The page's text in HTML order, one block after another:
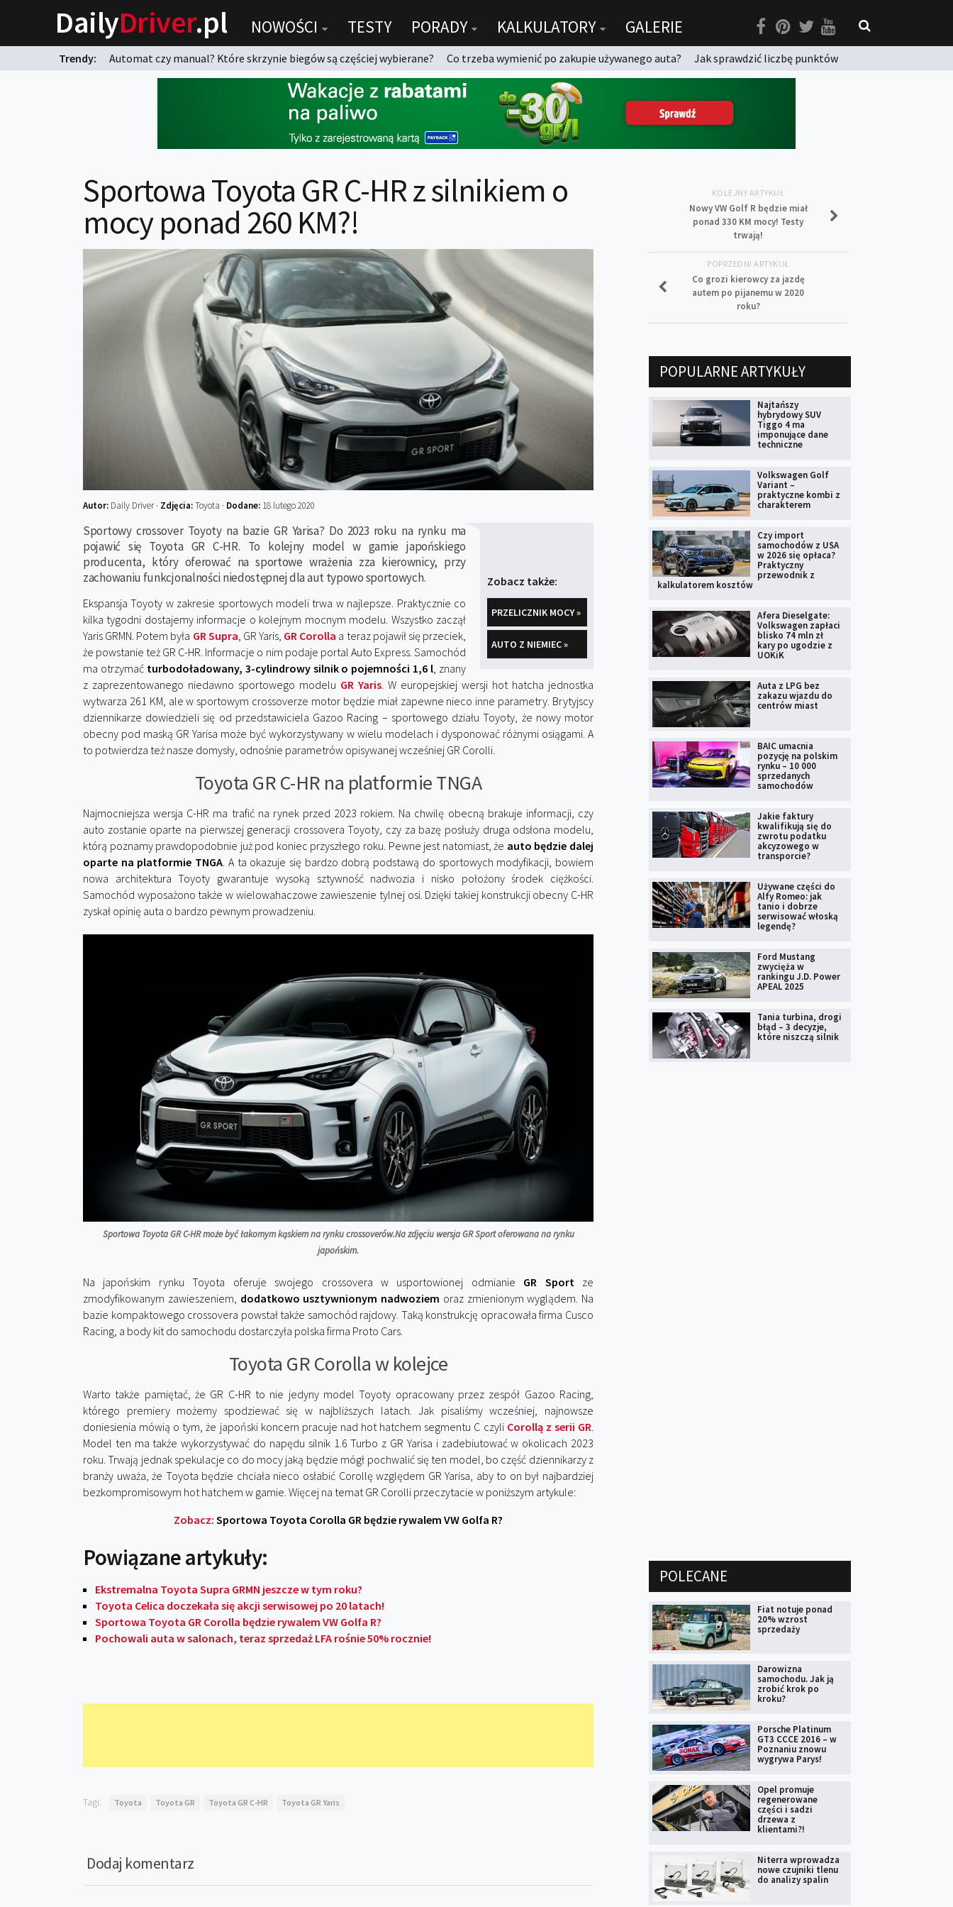
DailyDriver.pl NOWOŚCI TESTY PORADY KALKULATORY GALERIE
Trendy: Automat czy manual? Które skrzynie biegów są częściej wybierane? Co trzeba wymienić po zakupie używanego auta?
Jak sprawdzić liczbę punktów
Sportowa Toyota GR C-HR z silnikiem o
mocy ponad 260 KM?!
Autor: Daily Driver · Zdjęcia:Toyota · Dodane: 18 lutego 2020
Zobacz także:
PRZELICZNIK MOCY »
AUTO Z NIEMIEC »
Sportowy crossover Toyoty na bazie GR Yarisa? Do 2023 roku na rynku ma
pojawić się Toyota GR C-HR. To kolejny model w gamie japońskiego
producenta, który oferować na sportowe wrażenia zza kierownicy, przy
zachowaniu funkcjonalności niedostępnej dla aut typowo sportowych.
Ekspansja Toyoty w zakresie sportowych modeli trwa w najlepsze. Praktycznie co
kilka tygodni dostajemy informacje o kolejnym mocnym modelu. Wszystko zaczął
Yaris GRMN. Potem była GR Supra, GR Yaris, GR Corolla a teraz pojawił się przeciek,
że powstanie też GR C-HR. Informacje o nim podaje portal Auto Express. Samochód
ma otrzymać turbodoładowany, 3-cylindrowy silnik o pojemności 1,6 l, znany
z zaprezentowanego niedawno sportowego modelu GR Yaris. W europejskiej wersji hot hatcha jednostka
wytwarza 261 KM, ale w sportowym crossoverze motor będzie miał zapewne nieco inne parametry. Brytyjscy
dziennikarze dowiedzieli się od przedstawiciela Gazoo Racing – sportowego działu Toyoty, że nowy motor
obecny pod maską GR Yarisa może być wykorzystywany w wielu modelach i dysponować różnymi osiągami. A
to potwierdza też nasze domysły, odnośnie parametrów opisywanej wcześniej GR Corolli.
Toyota GR C-HR na platformie TNGA
Najmocniejsza wersja C-HR ma trafić na rynek przed 2023 rokiem. Na chwilę obecną brakuje informacji, czy
auto zostanie oparte na pierwszej generacji crossovera Toyoty, czy za bazę posłuży druga odsłona modelu,
którą poznamy prawdopodobnie już pod koniec przyszłego roku. Pewne jest natomiast, że auto będzie dalej
oparte na platformie TNGA. A ta okazuje się bardzo dobrą podstawą do sportowych modyfikacji, bowiem
nowa architektura Toyoty gwarantuje wysoką sztywność nadwozia i nisko położony środek ciężkości.
Samochód wyposażono także w wielowahaczowe zawieszenie tylnej osi. Dzięki takiej konstrukcji obecny C-HR
zyskał opinię auta o bardzo pewnym prowadzeniu.
Sportowa Toyota GR C-HR może być łakomym kąskiem na rynku crossoverów.Na zdjęciu wersja GR Sport oferowana na rynku
japońskim.
Na japońskim rynku Toyota oferuje swojego crossovera w usportowionej odmianie GR Sportze
zmodyfikowanym zawieszeniem, dodatkowo usztywnionym nadwoziem oraz zmienionym wyglądem. Na
bazie kompaktowego crossovera powstał także samochód rajdowy. Taką konstrukcję opracowała firma Cusco
Racing, a body kit do samochodu dostarczyła polska firma Proto Cars.
Toyota GR Corolla w kolejce
Warto także pamiętać, że GR C-HR to nie jedyny model Toyoty opracowany przez zespół Gazoo Racing,
którego premiery możemy spodziewać się w najbliższych latach. Jak pisaliśmy wcześniej, najnowsze
doniesienia mówią o tym, że japoński koncern pracuje nad hot hatchem segmentu C czyli Corollą z serii GR.
Model ten ma także wykorzystywać do napędu silnik 1.6 Turbo z GR Yarisa i zadebiutować w okolicach 2023
roku. Trwają jednak spekulacje co do mocy jaką będzie mógł pochwalić się ten model, bo część dziennikarzy z
branży uważa, że Toyota będzie chciała nieco osłabić Corollę względem GR Yarisa, aby to on był najbardziej
bezkompromisowym hot hatchem w gamie. Więcej na temat GR Corolli przeczytacie w poniższym artykule:
Zobacz: Sportowa Toyota Corolla GR będzie rywalem VW Golfa R?
Powiązane artykuły:
Ekstremalna Toyota Supra GRMN jeszcze w tym roku?
Toyota Celica doczekała się akcji serwisowej po 20 latach!
Sportowa Toyota GR Corolla będzie rywalem VW Golfa R?
Pochowali auta w salonach, teraz sprzedaż LFA rośnie 50% rocznie!
Tagi: Toyota Toyota GR Toyota GR C-HR Toyota GR Yaris
Dodaj komentarz
KOLEJNY ARTYKUŁ
Nowy VW Golf R będzie miał
ponad 330 KM mocy! Testy
trwają!
POPRZEDNI ARTYKUŁ
Co grozi kierowcy za jazdę
autem po pijanemu w 2020
roku?
POPULARNE ARTYKUŁY
Najtańszy
hybrydowy SUV
Tiggo 4 ma
imponujące dane
techniczne
Volkswagen Golf
Variant –
praktyczne kombi z
charakterem
Czy import
samochodów z USA
w 2026 się opłaca?
Praktyczny
przewodnik z
kalkulatorem kosztów
Afera Dieselgate:
Volkswagen zapłaci
blisko 74 mln zł
kary po ugodzie z
UOKiK
Auta z LPG bez
zakazu wjazdu do
centrów miast
BAIC umacnia
pozycję na polskim
rynku – 10 000
sprzedanych
samochodów
Jakie faktury
kwalifikują się do
zwrotu podatku
akcyzowego w
transporcie?
Używane części do
Alfy Romeo: jak
tanio i dobrze
serwisować włoską
legendę?
Ford Mustang
zwycięża w
rankingu J.D. Power
APEAL 2025
Tania turbina, drogi
błąd – 3 decyzje,
które niszczą silnik
POLECANE
Fiat notuje ponad
20% wzrost
sprzedaży
Darowizna
samochodu. Jak ją
zrobić krok po
kroku?
Porsche Platinum
GT3 CCCE 2016 – w
Poznaniu znowu
wygrywa Parys!
Opel promuje
regenerowane
części i sadzi
drzewa z
klientami?!
Niterra wprowadza
nowe czujniki tlenu
do analizy spalin